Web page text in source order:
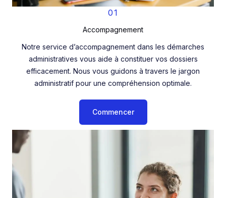
01
Accompagnement
Notre service d’accompagnement dans les démarches
administratives vous aide à constituer vos dossiers
efficacement. Nous vous guidons à travers le jargon
administratif pour une compréhension optimale.
Commencer